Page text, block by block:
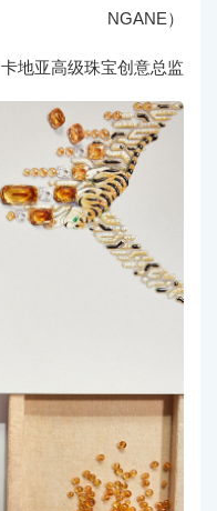
NGANE）
卡地亚高级珠宝创意总监